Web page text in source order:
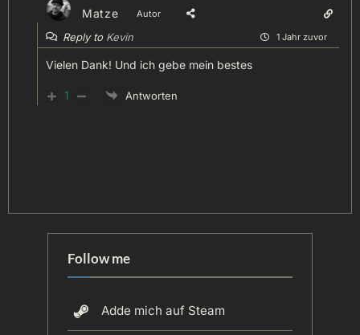
Matze Autor
Reply to Kevin 1 Jahr zuvor
Vielen Dank! Und ich gebe mein bestes
1 Antworten
Follow me
Adde mich auf Steam